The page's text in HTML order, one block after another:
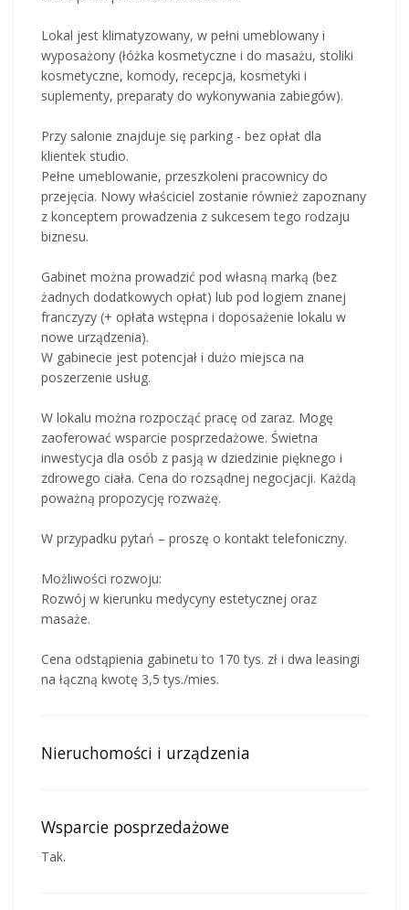
Lokal jest klimatyzowany, w pełni umeblowany i
wyposażony (łóżka kosmetyczne i do masażu, stoliki
kosmetyczne, komody, recepcja, kosmetyki i
suplementy, preparaty do wykonywania zabiegów).
Przy salonie znajduje się parking - bez opłat dla
klientek studio.
Pełne umeblowanie, przeszkoleni pracownicy do
przejęcia. Nowy właściciel zostanie również zapoznany
z konceptem prowadzenia z sukcesem tego rodzaju
biznesu.
Gabinet można prowadzić pod własną marką (bez
żadnych dodatkowych opłat) lub pod logiem znanej
franczyzy (+ opłata wstępna i doposażenie lokalu w
nowe urządzenia).
W gabinecie jest potencjał i dużo miejsca na
poszerzenie usług.
W lokalu można rozpocząć pracę od zaraz. Mogę
zaoferować wsparcie posprzedażowe. Świetna
inwestycja dla osób z pasją w dziedzinie pięknego i
zdrowego ciała. Cena do rozsądnej negocjacji. Każdą
poważną propozycję rozważę.
W przypadku pytań – proszę o kontakt telefoniczny.
Możliwości rozwoju:
Rozwój w kierunku medycyny estetycznej oraz
masaże.
Cena odstąpienia gabinetu to 170 tys. zł i dwa leasingi
na łączną kwotę 3,5 tys./mies.
Nieruchomości i urządzenia
Wsparcie posprzedażowe
Tak.